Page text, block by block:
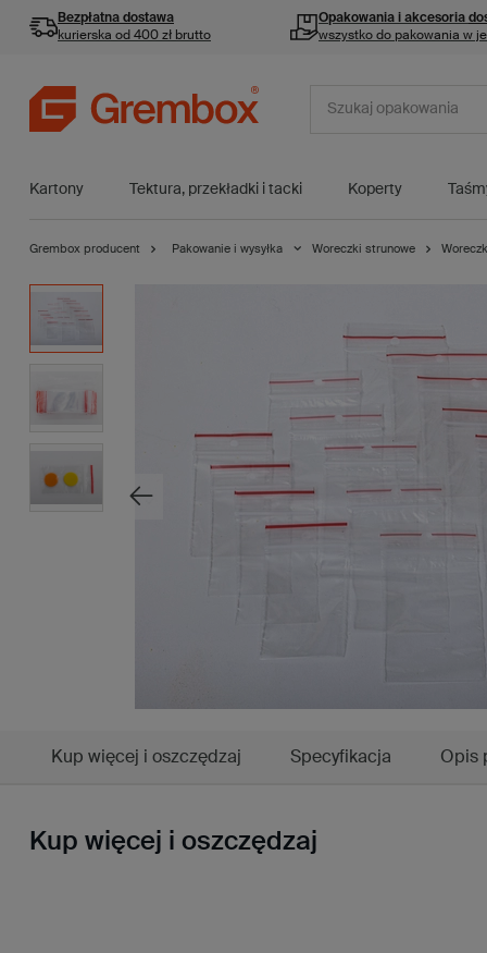
Bezpłatna dostawa
kurierska od 400 zł brutto
Opakowania i akcesoria
wszystko do pakowania w
Kartony Tektura, przekładki i tacki Koperty
Grembox producent Pakowanie i wysyłka Woreczki strunowe
Kup więcej i oszczędzaj Specyfikacja Opis
Kup więcej i oszczędzaj